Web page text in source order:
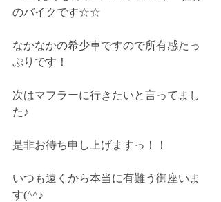
のバイクです☆☆
なかなかの希少車ですので所有感たっ
ぷりです！
次はマフラーに行きたいと言ってまし
た♪
是非お待ち申し上げますっ！！
いつも遠くから本当に有難う御座いま
す(^^♪